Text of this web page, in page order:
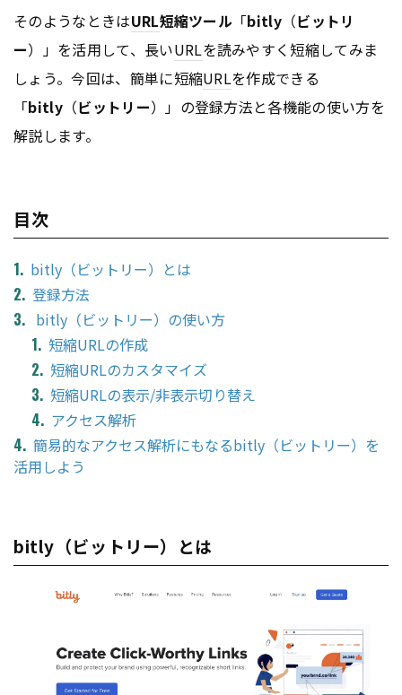
そのようなときはURL短縮ツール 「bitly （ビットリ
ー）」を活用して、長いURLを読みやすく短縮してみま
しょう。今回は、簡単に短縮URLを作成できる
「bitly（ビットリー）」の登録方法と各機能の使い方を
解説します。
目次
bitly（ビットリー）とは
登録方法
bitly（ビットリー）の使い方
短縮URLの作成
短縮URLのカスタマイズ
短縮URLの表示/非表示切り替え
アクセス解析
簡易的なアクセス解析にもなるbitly（ビットリー）を
活用しよう
bitly（ビットリー）とは